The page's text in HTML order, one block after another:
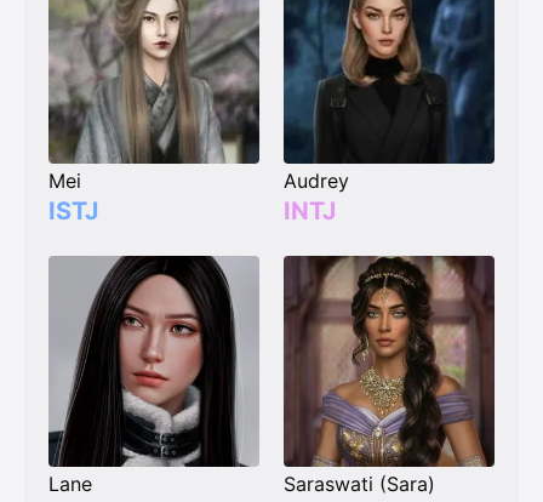
Mei
ISTJ
Audrey
INTJ
Lane Saraswati (Sara)